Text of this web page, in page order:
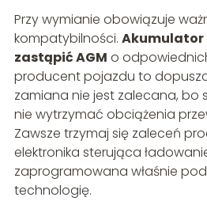
Przy wymianie obowiązuje
kompatybilności. Akumulator
zastąpić AGM o
producent pojazdu to
zamiana nie jest zalecana, bo
nie wytrzymać obciążenia
Zawsze trzymaj się zaleceń
elektronika sterująca
zaprogramowana właśnie
technologię.